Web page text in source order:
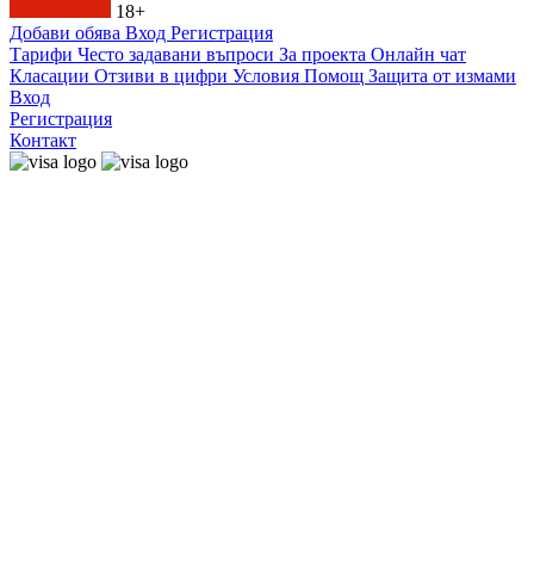
18+
Добави обява Вход Регистрация
Тарифи Често задавани въпроси За проекта Онлайн чат
Класации Отзиви в цифри Условия Помощ Защита от измами
Вход
Регистрация
Контакт